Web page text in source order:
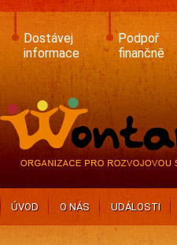
Skip
main
content
Dostávej
informace
Podpoř
finančně
ÚVOD O NÁS UDÁLOSTI